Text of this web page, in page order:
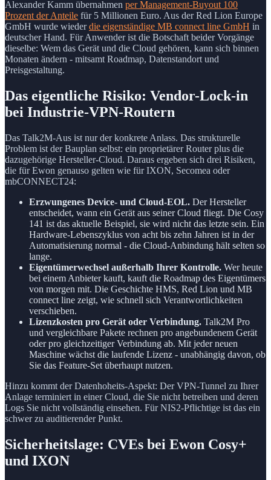
Alexander Kamm übernahmen per Management-Buyout 100
Prozent der Anteile für 5 Millionen Euro. Aus der Red Lion Europe
GmbH wurde wiederdie eigenständige MB connect line GmbH in
deutscher Hand. Für Anwender ist die Botschaft beider Vorgänge
dieselbe: Wem das Gerät und die Cloud gehören, kann sich binnen
Monaten ändern - mitsamt Roadmap, Datenstandort und
Preisgestaltung.
Das eigentliche Risiko: Vendor-Lock-in
bei Industrie-VPN-Routern
Das Talk2M-Aus ist nur der konkrete Anlass. Das strukturelle
Problem ist der Bauplan selbst: ein proprietärer Router plus die
dazugehörige Hersteller-Cloud. Daraus ergeben sich drei Risiken,
die für Ewon genauso gelten wie für IXON, Secomea oder
mbCONNECT24:
Erzwungenes Device- und Cloud-EOL. Der Hersteller
entscheidet, wann ein Gerät aus seiner Cloud fliegt. Die Cosy
141 ist das aktuelle Beispiel, sie wird nicht das letzte sein. Ein
Hardware-Lebenszyklus von acht bis zehn Jahren ist in der
Automatisierung normal - die Cloud-Anbindung hält selten so
lange.
Eigentümerwechsel außerhalb Ihrer Kontrolle. Wer heute
bei einem Anbieter kauft, kauft die Roadmap des Eigentümers
von morgen mit. Die Geschichte HMS, Red Lion und MB
connect line zeigt, wie schnell sich Verantwortlichkeiten
verschieben.
Lizenzkosten pro Gerät oder Verbindung. Talk2M Pro
und vergleichbare Pakete rechnen pro angebundenem Gerät
oder pro gleichzeitiger Verbindung ab. Mit jeder neuen
Maschine wächst die laufende Lizenz - unabhängig davon, ob
Sie das Feature-Set überhaupt nutzen.
Hinzu kommt der Datenhoheits-Aspekt: Der VPN-Tunnel zu Ihrer
Anlage terminiert in einer Cloud, die Sie nicht betreiben und deren
Logs Sie nicht vollständig einsehen. Für NIS2-Pflichtige ist das ein
schwer zu auditierender Punkt.
Sicherheitslage: CVEs bei Ewon Cosy+
und IXON